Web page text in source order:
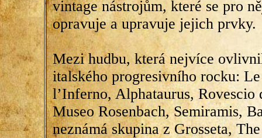
vintage nástrojům, které se pro
opravuje a upravuje jejich prvky.
Mezi hudbu, která nejvíce
italského progresivního rocku:
l’Inferno, Alphataurus,
Museo Rosenbach, Semiramis,
neznámá skupina z Grosseta,